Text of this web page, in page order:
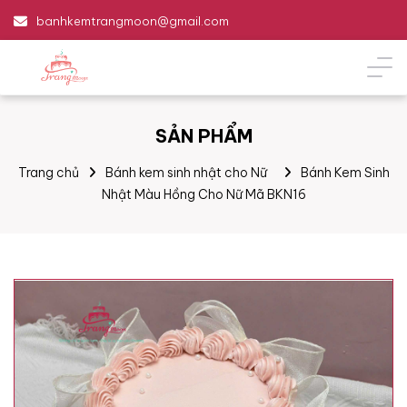
banhkemtrangmoon@gmail.com
SẢN PHẨM
Trang chủ Bánh kem sinh nhật cho Nữ
Bánh Kem Sinh
Nhật Màu Hồng Cho Nữ Mã BKN16